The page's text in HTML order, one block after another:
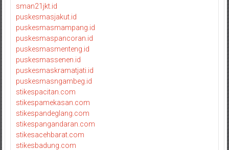
sman21jkt.id
puskesmasjakut.id
puskesmasmampang.id
puskesmaspancoran.id
puskesmasmenteng.id
puskesmassenen.id
puskesmaskramatjati.id
puskesmasngambeg.id
stikespacitan.com
stikespamekasan.com
stikespandeglang.com
stikespangandaran.com
stikesacehbarat.com
stikesbadung.com